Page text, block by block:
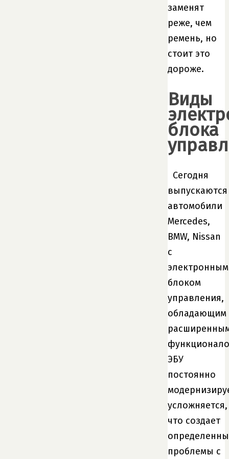
заменят
реже, чем
ремень, но
стоит это
дороже.
Виды
блока
Сегодня
выпускаются
автомобили
Mercedes,
BMW, Nissan
с
электронным
блоком
управления,
обладающим
ЭБУ
постоянно
усложняется,
что создает
проблемы с